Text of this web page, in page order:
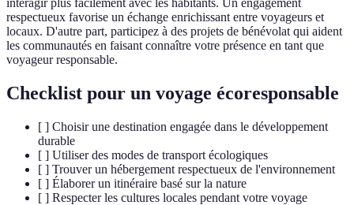
interagir plus facilement avec les habitants. Un engagement
respectueux favorise un échange enrichissant entre voyageurs et
locaux. D'autre part, participez à des projets de bénévolat qui aident
les communautés en faisant connaître votre présence en tant que
voyageur responsable.
Checklist pour un voyage écoresponsable
[ ] Choisir une destination engagée dans le développement
durable
[ ] Utiliser des modes de transport écologiques
[ ] Trouver un hébergement respectueux de l'environnement
[ ] Élaborer un itinéraire basé sur la nature
[ ] Respecter les cultures locales pendant votre voyage